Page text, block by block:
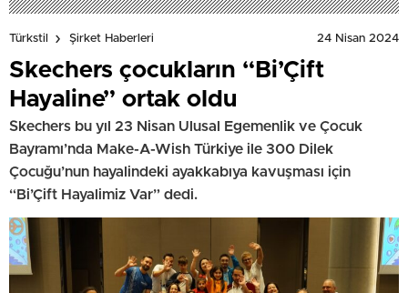
Türkstil Şirket Haberleri 24 Nisan 2024
Skechers çocukların “Bi’Çift
Hayaline” ortak oldu
Skechers bu yıl 23 Nisan Ulusal Egemenlik ve Çocuk
Bayramı’nda Make-A-Wish Türkiye ile 300 Dilek
Çocuğu’nun hayalindeki ayakkabıya kavuşması için
“Bi’Çift Hayalimiz Var” dedi.